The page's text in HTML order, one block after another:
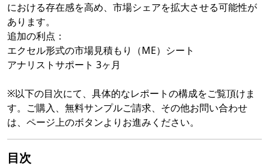
における存在感を高め、市場シェアを拡大させる可能性が
あります。
追加の利点：
エクセル形式の市場見積もり（ME）シート
アナリストサポート 3ヶ月
※以下の目次にて、具体的なレポートの構成をご覧頂けま
す。ご購入、無料サンプルご請求、その他お問い合わせ
は、ページ上のボタンよりお進みください。
目次